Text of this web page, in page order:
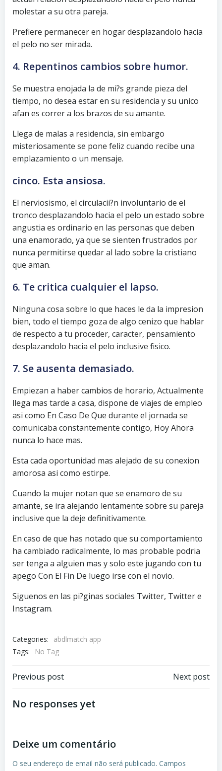
molestar a su otra pareja.
Prefiere permanecer en hogar desplazandolo hacia
el pelo no ser mirada.
4. Repentinos cambios sobre humor.
Se muestra enojada la de mi?s grande pieza del
tiempo, no desea estar en su residencia y su unico
afan es correr a los brazos de su amante.
Llega de malas a residencia, sin embargo
misteriosamente se pone feliz cuando recibe una
emplazamiento o un mensaje.
cinco. Esta ansiosa.
El nerviosismo, el circulacii?n involuntario de el
tronco desplazandolo hacia el pelo un estado sobre
angustia es ordinario en las personas que deben
una enamorado, ya que se sienten frustrados por
nunca permitirse quedar al lado sobre la cristiano
que aman.
6. Te critica cualquier el lapso.
Ninguna cosa sobre lo que haces le da la impresion
bien, todo el tiempo goza de algo cenizo que hablar
de respecto a tu proceder, caracter, pensamiento
desplazandolo hacia el pelo inclusive fisico.
7. Se ausenta demasiado.
Empiezan a haber cambios de horario, Actualmente
llega mas tarde a casa, dispone de viajes de empleo
asi­ como En Caso De Que durante el jornada se
comunicaba constantemente contigo, Hoy Ahora
nunca lo hace mas.
Esta cada oportunidad mas alejado de su conexion
amorosa asi­ como estirpe.
Cuando la mujer notan que se enamoro de su
amante, se ira alejando lentamente sobre su pareja
inclusive que la deje definitivamente.
En caso de que has notado que su comportamiento
ha cambiado radicalmente, lo mas probable podri­a
ser tenga a alguien mas y solo este jugando con tu
apego Con El Fin De luego irse con el novio.
Siguenos en las pi?ginas sociales Twitter, Twitter e
Instagram.
Categories:
abdlmatch app
Tags:
No Tag
Previous post Next post
No responses yet
Deixe um comentário
O seu endereço de email não será publicado. Campos